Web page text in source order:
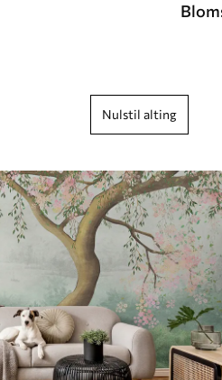
Nulstil alting